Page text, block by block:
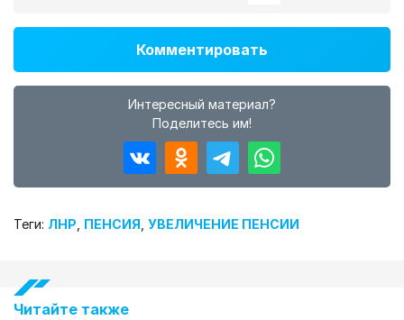
Комментировать
Интересный материал?
Поделитесь им!
Теги: ЛНР ПЕНСИЯ УВЕЛИЧЕНИЕ ПЕНСИИ
Читайте также